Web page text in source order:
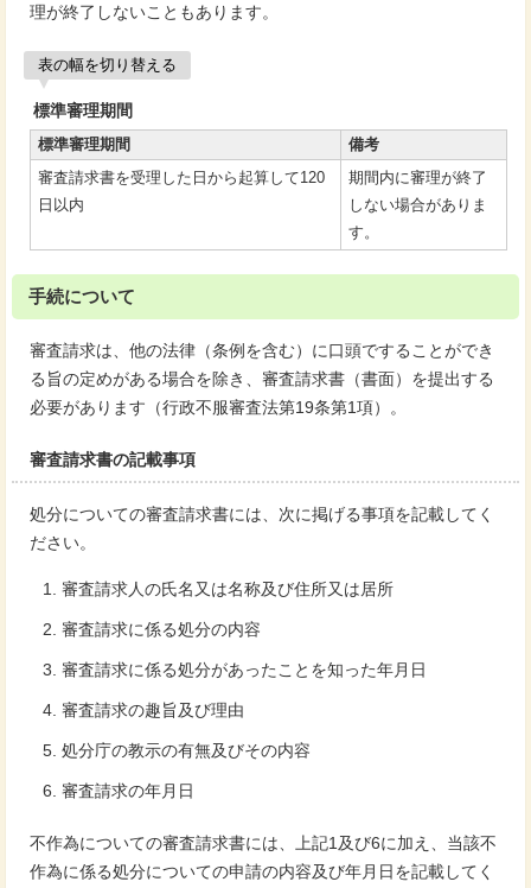
理が終了しないこともあります。
表の幅を切り替える
標準審理期間
標準審理期間
備考
審査請求書を受理した日から起算して120
日以内
期間内に審理が終了
しない場合がありま
す。
手続について
審査請求は、他の法律（条例を含む）に口頭ですることができ
る旨の定めがある場合を除き、審査請求書（書面）を提出する
必要があります（行政不服審査法第19条第1項）。
審査請求書の記載事項
処分についての審査請求書には、次に掲げる事項を記載してく
ださい。
審査請求人の氏名又は名称及び住所又は居所
審査請求に係る処分の内容
審査請求に係る処分があったことを知った年月日
審査請求の趣旨及び理由
処分庁の教示の有無及びその内容
審査請求の年月日
不作為についての審査請求書には、上記1及び6に加え、当該不
作為に係る処分についての申請の内容及び年月日を記載してく